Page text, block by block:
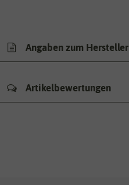
Angaben zum Hersteller
Artikelbewertungen